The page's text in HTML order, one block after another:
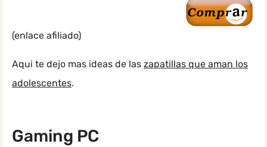
(enlace afiliado)
Aqui te dejo mas ideas de las zapatillas que aman los
adolescentes.
Gaming PC